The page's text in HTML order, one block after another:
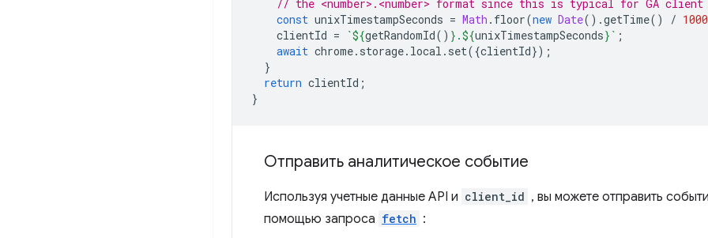
// the <number>.<number> format since this is typical for GA client
const unixTimestampSeconds = Math . floor(new Date().getTime() / 1000
clientId = `${getRandomId() } .${unixTimestampSeconds} ` ;
await chrome. storage. local . set({clientId});
}
return clientId ;
}
Отправить аналитическое событие
Используя учетные данные API и client_id , вы можете отправить
помощью запроса fetch :